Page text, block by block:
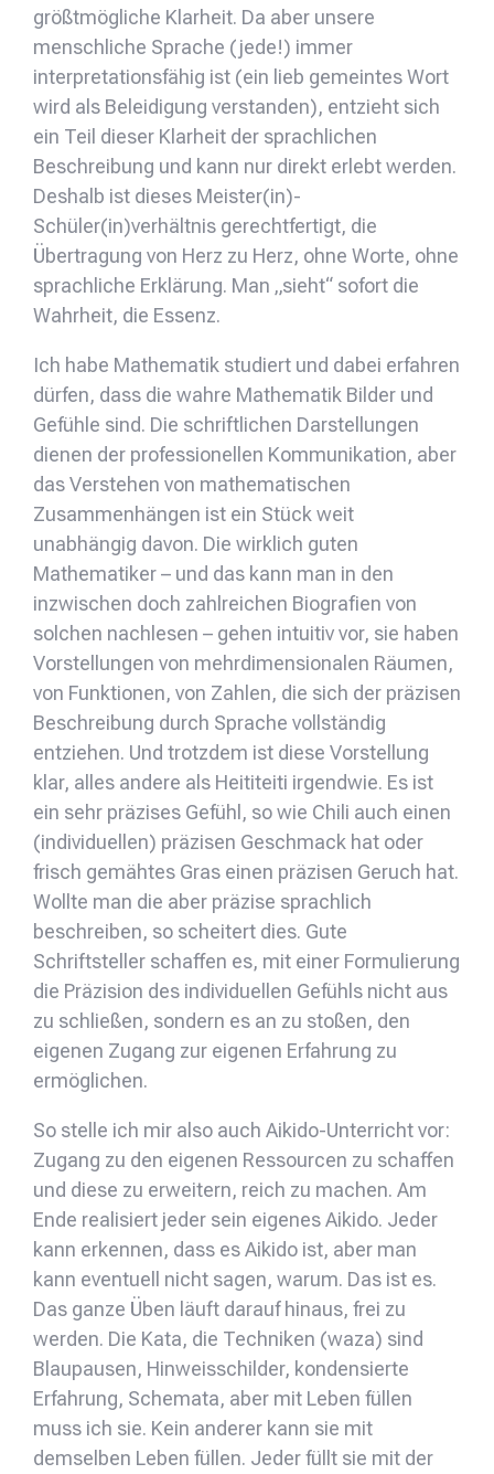
größtmögliche Klarheit. Da aber unsere
menschliche Sprache (jede!) immer
interpretationsfähig ist (ein lieb gemeintes Wort
wird als Beleidigung verstanden), entzieht sich
ein Teil dieser Klarheit der sprachlichen
Beschreibung und kann nur direkt erlebt werden.
Deshalb ist dieses Meister(in)-
Schüler(in)verhältnis gerechtfertigt, die
Übertragung von Herz zu Herz, ohne Worte, ohne
sprachliche Erklärung. Man „sieht“ sofort die
Wahrheit, die Essenz.
Ich habe Mathematik studiert und dabei erfahren
dürfen, dass die wahre Mathematik Bilder und
Gefühle sind. Die schriftlichen Darstellungen
dienen der professionellen Kommunikation, aber
das Verstehen von mathematischen
Zusammenhängen ist ein Stück weit
unabhängig davon. Die wirklich guten
Mathematiker – und das kann man in den
inzwischen doch zahlreichen Biografien von
solchen nachlesen – gehen intuitiv vor, sie haben
Vorstellungen von mehrdimensionalen Räumen,
von Funktionen, von Zahlen, die sich der präzisen
Beschreibung durch Sprache vollständig
entziehen. Und trotzdem ist diese Vorstellung
klar, alles andere als Heititeiti irgendwie. Es ist
ein sehr präzises Gefühl, so wie Chili auch einen
(individuellen) präzisen Geschmack hat oder
frisch gemähtes Gras einen präzisen Geruch hat.
Wollte man die aber präzise sprachlich
beschreiben, so scheitert dies. Gute
Schriftsteller schaffen es, mit einer Formulierung
die Präzision des individuellen Gefühls nicht aus
zu schließen, sondern es an zu stoßen, den
eigenen Zugang zur eigenen Erfahrung zu
ermöglichen.
So stelle ich mir also auch Aikido-Unterricht vor:
Zugang zu den eigenen Ressourcen zu schaffen
und diese zu erweitern, reich zu machen. Am
Ende realisiert jeder sein eigenes Aikido. Jeder
kann erkennen, dass es Aikido ist, aber man
kann eventuell nicht sagen, warum. Das ist es.
Das ganze Üben läuft darauf hinaus, frei zu
werden. Die Kata, die Techniken (waza) sind
Blaupausen, Hinweisschilder, kondensierte
Erfahrung, Schemata, aber mit Leben füllen
muss ich sie. Kein anderer kann sie mit
demselben Leben füllen. Jeder füllt sie mit der